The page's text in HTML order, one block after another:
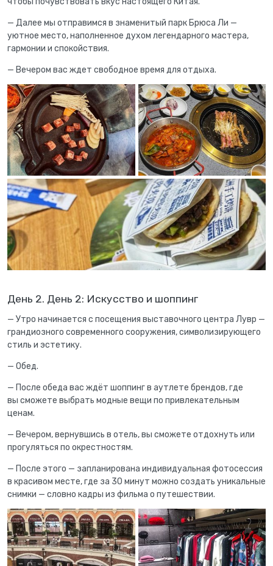
— Далее мы отправимся в знаменитый парк Брюса Ли —
уютное место, наполненное духом легендарного мастера,
гармонии и спокойствия.
— Вечером вас ждет свободное время для отдыха.
День 2. День 2: Искусство и шоппинг
— Утро начинается с посещения выставочного центра Лувр —
грандиозного современного сооружения, символизирующего
стиль и эстетику.
— Обед.
— После обеда вас ждёт шоппинг в аутлете брендов, где
вы сможете выбрать модные вещи по привлекательным
ценам.
— Вечером, вернувшись в отель, вы сможете отдохнуть или
прогуляться по окрестностям.
— После этого — запланирована индивидуальная фотосессия
в красивом месте, где за 30 минут можно создать уникальные
снимки — словно кадры из фильма о путешествии.